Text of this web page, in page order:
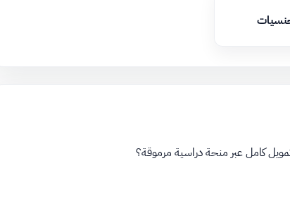
كامل عبر منحة دراسية مرموقة؟